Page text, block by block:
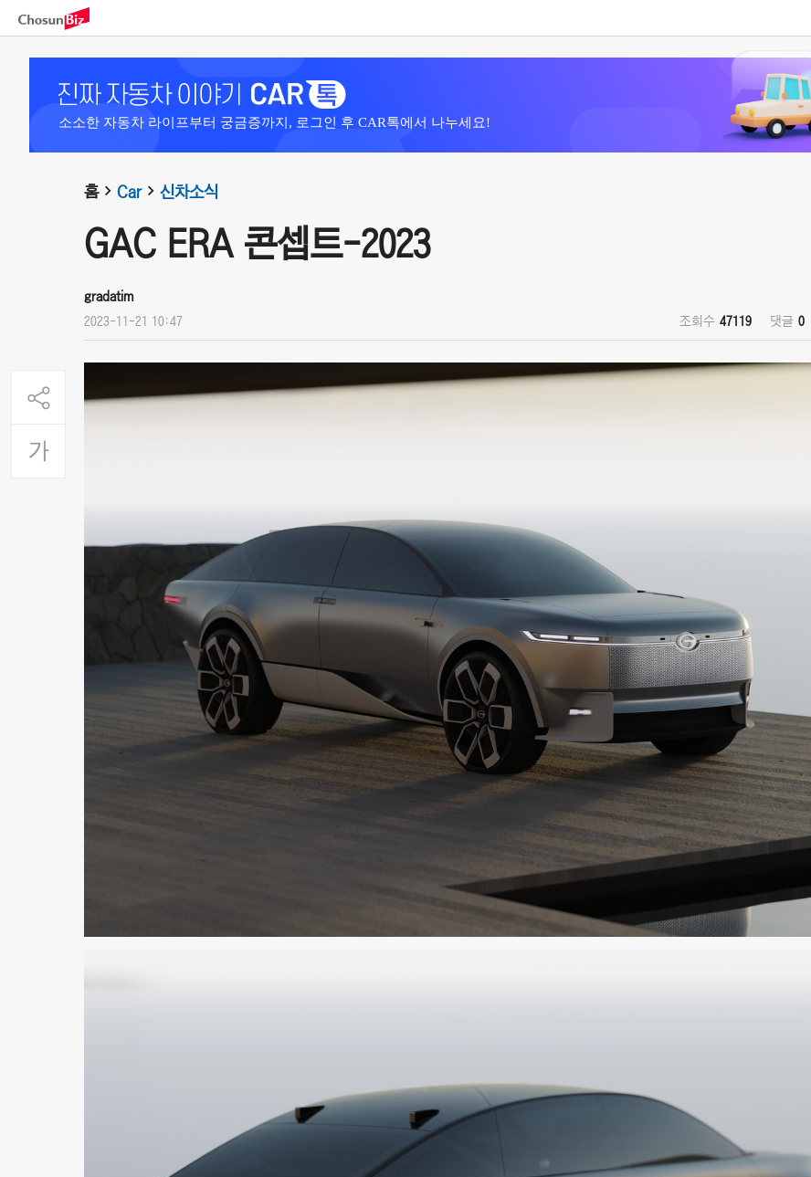
소소한 자동차 라이프부터 궁금증까지, 로그인 후 CAR톡에서 나누세요!
홈 Car 신차소식
GAC ERA 콘셉트-2023
gradatim
2023-11-21 10:47 조회수 47119 댓글 0